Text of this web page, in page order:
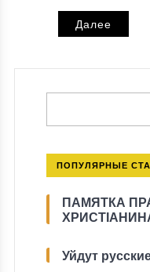
Далее
ПОПУЛЯРНЫЕ
ПАМЯТКА
Уйдут